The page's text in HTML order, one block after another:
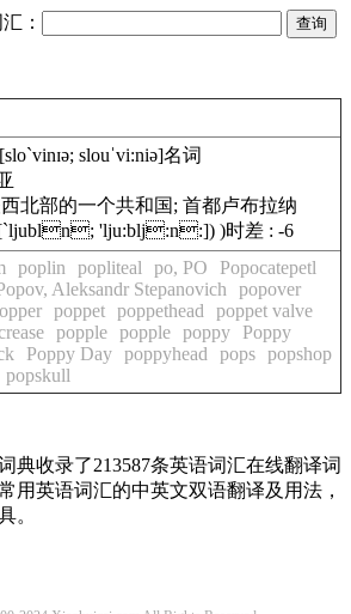
：
[slo`vinɪə; slouˈvi:niə]名词
北部的一个共和国; 首都卢布拉纳
'lju:blj:n:]) )时差 : -6
poplin popliteal po, PO
Popocatepetl
Aleksandr Stepanovich
popover
poppet poppethead
poppet valve
popple popple poppy
Poppy
Poppy Day poppyhead pops popshop
popskull
典收录了213587条英语词汇在线翻译词
用英语词汇的中英文双语翻译及用法，
。